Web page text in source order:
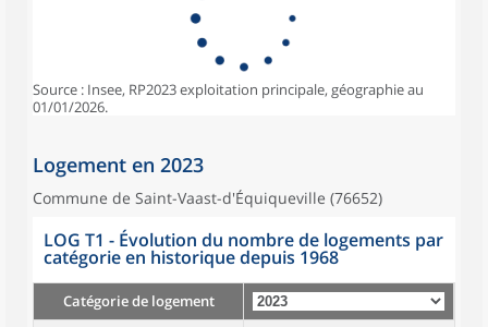
Source : Insee, RP2023 exploitation principale, géographie au
01/01/2026.
Logement en 2023
Commune de Saint-Vaast-d'Équiqueville (76652)
LOG T1 - Évolution du nombre de logements par
catégorie en historique depuis 1968
Catégorie de logement